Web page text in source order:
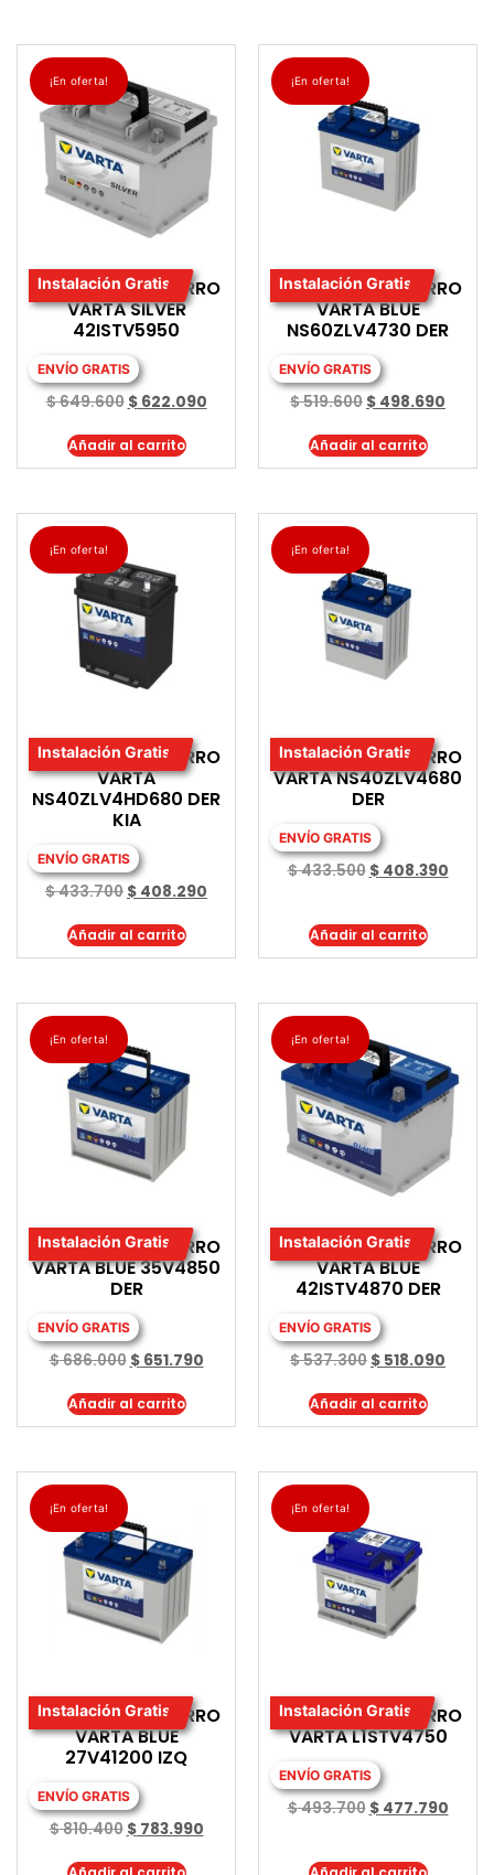
¡En oferta!
Instalación Gratis
BATERIA PARA CARRO
VARTA SILVER
42ISTV5950
ENVÍO GRATIS
$649.600 $622.090
Añadir al carrito
¡En oferta!
Instalación Gratis
BATERIA PARA CARRO
VARTA BLUE
NS60ZLV4730 DER
ENVÍO GRATIS
$519.600 $ 498.690
Añadir al carrito
¡En oferta!
Instalación Gratis
BATERIA PARA CARRO
VARTA
NS40ZLV4HD680 DER
KIA
ENVÍO GRATIS
$433.700 $ 408.290
Añadir al carrito
¡En oferta!
Instalación Gratis
BATERIA PARA CARRO
VARTA NS40ZLV4680
DER
ENVÍO GRATIS
$433.500 $408.390
Añadir al carrito
¡En oferta!
Instalación Gratis
BATERIA PARA CARRO
VARTA BLUE 35V4850
DER
ENVÍO GRATIS
$686.000 $651.790
Añadir al carrito
¡En oferta!
Instalación Gratis
BATERIA PARA CARRO
VARTA BLUE
42ISTV4870 DER
ENVÍO GRATIS
$537.300 $ 518.090
Añadir al carrito
¡En oferta!
Instalación Gratis
BATERIA PARA CARRO
VARTA BLUE
27V41200 IZQ
ENVÍO GRATIS
$810.400 $783.990
¡En oferta!
Instalación Gratis
BATERIA PARA CARRO
VARTA L1STV4750
ENVÍO GRATIS
$493.700 $477.790